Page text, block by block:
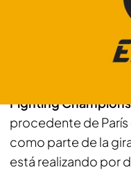
A finales de febrero,
Fighting
procedente de París
como parte de la
está realizando por